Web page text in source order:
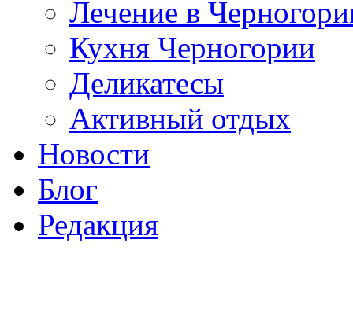
Лечение в
Кухня Черногории
Деликатесы
Активный отдых
Новости
Блог
Редакция